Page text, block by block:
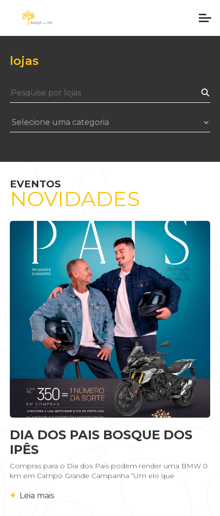
lojas
EVENTOS
NOVIDADES
DIA DOS PAIS BOSQUE DOS
IPÊS
Compras para o Dia dos Pais podem render uma BMW 0
km em Campo Grande Campanha “Um elo que
+ Leia mais